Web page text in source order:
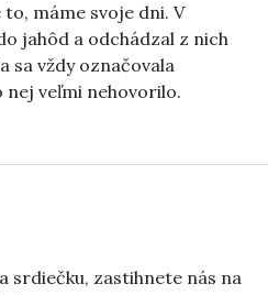
máme svoje dni. V
jahôd a odchádzal z nich
sa vždy označovala
nej veľmi nehovorilo.
čo sedeli v jahodách“
srdiečku, zastihnete nás na